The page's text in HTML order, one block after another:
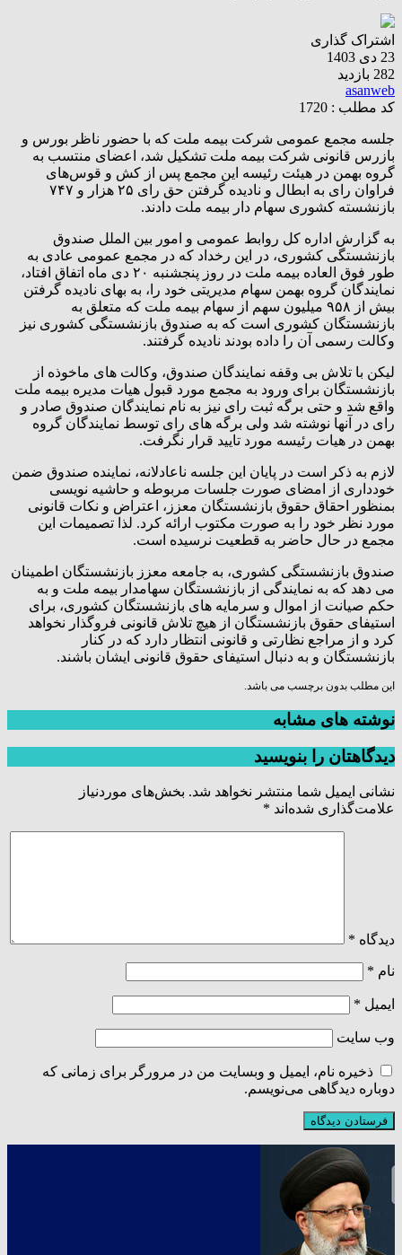
اشتراک گذاری
23 دی 1403
282 بازدید
asanweb
کد مطلب : 1720
جلسه مجمع عمومی شرکت بیمه ملت که با حضور ناظر بورس و
بازرس قانونی شرکت بیمه ملت تشکیل شد، اعضای منتسب به
گروه بهمن در هیئت رئیسه این مجمع پس از کش و قوس‌های
فراوان رای به ابطال و نادیده گرفتن حق رای ۲۵ هزار و ۷۴۷
بازنشسته کشوری سهام دار بیمه ملت دادند.
به گزارش اداره کل روابط عمومی و امور بین الملل صندوق
بازنشستگی کشوری، در این رخداد که در مجمع عمومی عادی به
طور فوق العاده بیمه ملت در روز پنجشنبه ۲۰ دی ماه اتفاق افتاد،
نمایندگان گروه بهمن سهام مدیریتی خود را، به بهای نادیده گرفتن
بیش از ۹۵۸ میلیون سهم از سهام بیمه ملت که متعلق به
بازنشستگان کشوری است که به صندوق بازنشستگی کشوری نیز
وکالت رسمی آن را داده بودند نادیده گرفتند.
لیکن با تلاش بی وقفه نمایندگان صندوق، وکالت های ماخوذه از
بازنشستگان برای ورود به مجمع مورد قبول هیات مدیره بیمه ملت
واقع شد و حتی برگه ثبت رای نیز به نام نمایندگان صندوق صادر و
رای در آنها نوشته شد ولی برگه های رای توسط نمایندگان گروه
بهمن در هیات رئیسه مورد تایید قرار نگرفت.
لازم به ذکر است در پایان این جلسه ناعادلانه، نماینده صندوق ضمن
خودداری از امضای صورت جلسات مربوطه و حاشیه نویسی
بمنظور احقاق حقوق بازنشستگان معزز، اعتراض و نکات قانونی
مورد نظر خود را به صورت مکتوب ارائه کرد. لذا تصمیمات این
مجمع در حال حاضر به قطعیت نرسیده است.
صندوق بازنشستگی کشوری، به جامعه معزز بازنشستگان اطمینان
می دهد که به نمایندگی از بازنشستگان سهامدار بیمه ملت و به
حکم صیانت از اموال و سرمایه های بازنشستگان کشوری، برای
استیفای حقوق بازنشستگان از هیچ تلاش قانونی فروگذار نخواهد
کرد و از مراجع نظارتی و قانونی انتظار دارد که در کنار
بازنشستگان و به دنبال استیفای حقوق قانونی ایشان باشند.
این مطلب بدون برچسب می باشد.
نوشته های مشابه
دیدگاهتان را بنویسید
نشانی ایمیل شما منتشر نخواهد شد. بخش‌های موردنیاز
علامت‌گذاری شده‌اند *
دیدگاه *
نام *
ایمیل *
وب‌ سایت
ذخیره نام، ایمیل و وبسایت من در مرورگر برای زمانی که
دوباره دیدگاهی می‌نویسم.